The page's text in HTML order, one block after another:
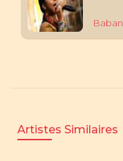
Artistes Similaires